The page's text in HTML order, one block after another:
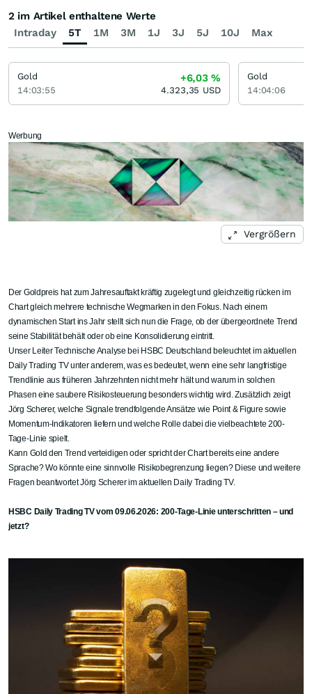
Werbung
Vergrößern
Der Goldpreis hat zum Jahresauftakt kräftig zugelegt und gleichzeitig rücken im
Chart gleich mehrere technische Wegmarken in den Fokus. Nach einem
dynamischen Start ins Jahr stellt sich nun die Frage, ob der übergeordnete Trend
seine Stabilität behält oder ob eine Konsolidierung eintritt.
Unser Leiter Technische Analyse bei HSBC Deutschland beleuchtet im aktuellen
Daily Trading TV unter anderem, was es bedeutet, wenn eine sehr langfristige
Trendlinie aus früheren Jahrzehnten nicht mehr hält und warum in solchen
Phasen eine saubere Risikosteuerung besonders wichtig wird. Zusätzlich zeigt
Jörg Scherer, welche Signale trendfolgende Ansätze wie Point & Figure sowie
Momentum-Indikatoren liefern und welche Rolle dabei die vielbeachtete 200-
Tage-Linie spielt.
Kann Gold den Trend verteidigen oder spricht der Chart bereits eine andere
Sprache? Wo könnte eine sinnvolle Risikobegrenzung liegen? Diese und weitere
Fragen beantwortet Jörg Scherer im aktuellen Daily Trading TV.
HSBC Daily Trading TV vom 09.06.2026: 200-Tage-Linie unterschritten – und
jetzt?
Intraday 5T 1M 3M 1J 3J 5J 10J Max
2 im Artikel enthaltene Werte
Gold
14:03:55
+6,03%
4.323,35 USD
Gold
14:04:06